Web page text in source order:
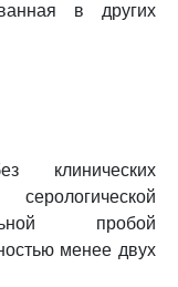
в других
клинических
пробой
менее двух